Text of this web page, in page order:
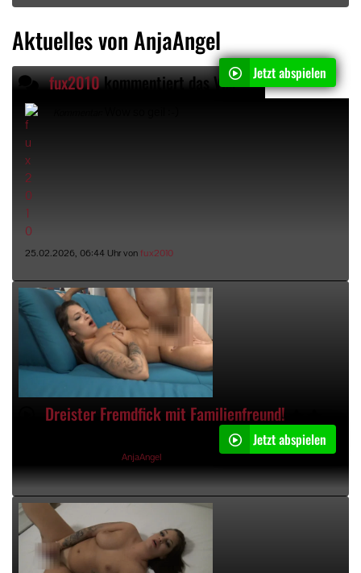
Aktuelles von AnjaAngel
fux2010kommentiert das Video " Dreister
Jetzt abspielen
25.02.2026, 06:44 Uhr vonfux2010
Dreister Fremdfick mit Familienfreund!
AnjaAngel
Jetzt abspielen